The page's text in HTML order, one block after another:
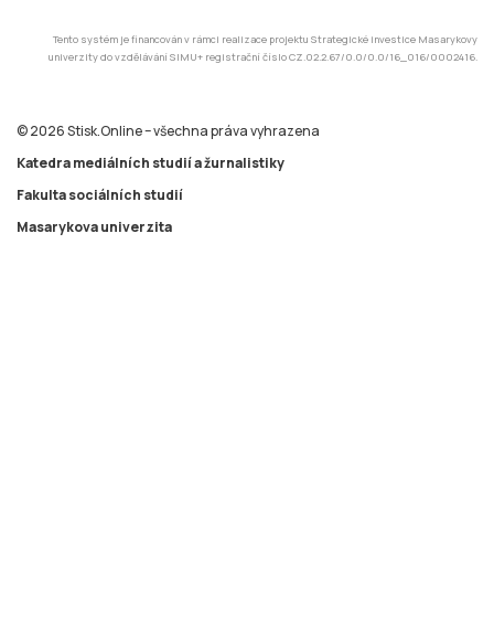
Tento systém je financován v rámci realizace projektu Strategické investice Masarykovy
univerzity do vzdělávání SIMU+ registrační číslo CZ.02.2.67/0.0/0.0/16_016/0002416.
© 2026 Stisk.Online – všechna práva vyhrazena
Katedra mediálních studií a žurnalistiky
Fakulta sociálních studií
Masarykova univerzita